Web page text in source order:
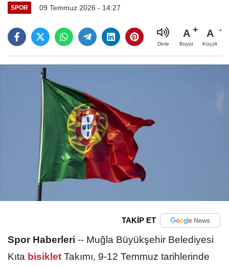
SPOR 09 Temmuz 2026 - 14:27
Dinle
A
Büyüt
A
Küçült
TAKİP ET
Spor Haberleri -- Muğla Büyükşehir Belediyesi
Kıta bisiklet Takımı, 9-12 Temmuz tarihlerinde